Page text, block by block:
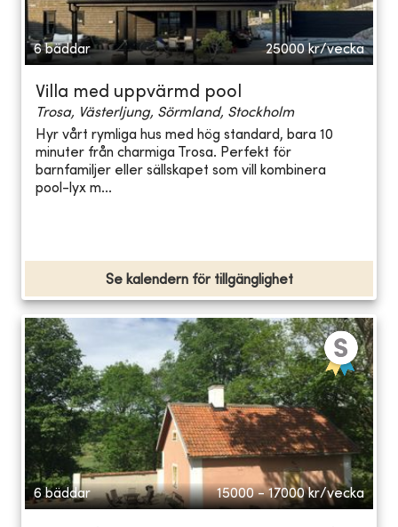
6 bäddar 25000 kr/vecka
Villa med uppvärmd pool
Trosa, Västerljung, Sörmland, Stockholm
Hyr vårt rymliga hus med hög standard, bara 10
minuter från charmiga Trosa. Perfekt för
barnfamiljer eller sällskapet som vill kombinera
pool-lyx m...
Se kalendern för tillgänglighet
6 bäddar 15000 - 17000 kr/vecka